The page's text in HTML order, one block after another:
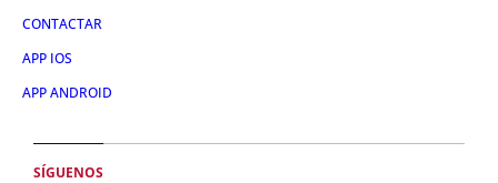
CONTACTAR
APP IOS
APP ANDROID
SÍGUENOS